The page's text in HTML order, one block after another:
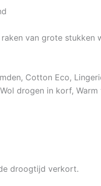
van grote stukken
Cotton Eco,
drogen in korf,
droogtijd verkort.